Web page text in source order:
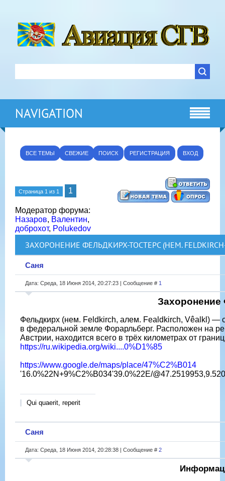
NAVIGATION
ВСЕ ТЕМЫ СВЕЖИЕ ПОИСК РЕГИСТРАЦИЯ ВХОД
Страница 1 из 1 1
Модератор форума:
Назаров, Валентин,
доброхот, Polukedov
ЗАХОРОНЕНИЕ ФЕЛЬДКИРХ-ТОСТЕРС (НЕМ. FELDKIRCH-
Саня
Дата: Среда, 18 Июня 2014, 20:27:23 | Сообщение # 1
Захоронение
Фельдкирх (нем. Feldkirch, алем. Fealdkirch, Vêalkl) —
в федеральной земле Форарльберг. Расположен на
Австрии, находится всего в трёх километрах от
https://ru.wikipedia.org/wiki....0%D1%85
https://www.google.de/maps/place/47%C2%B014
'16.0%22N+9%C2%B034'39.0%22E/
Qui quaerit, reperit
Саня
Дата: Среда, 18 Июня 2014, 20:28:38 | Сообщение # 2